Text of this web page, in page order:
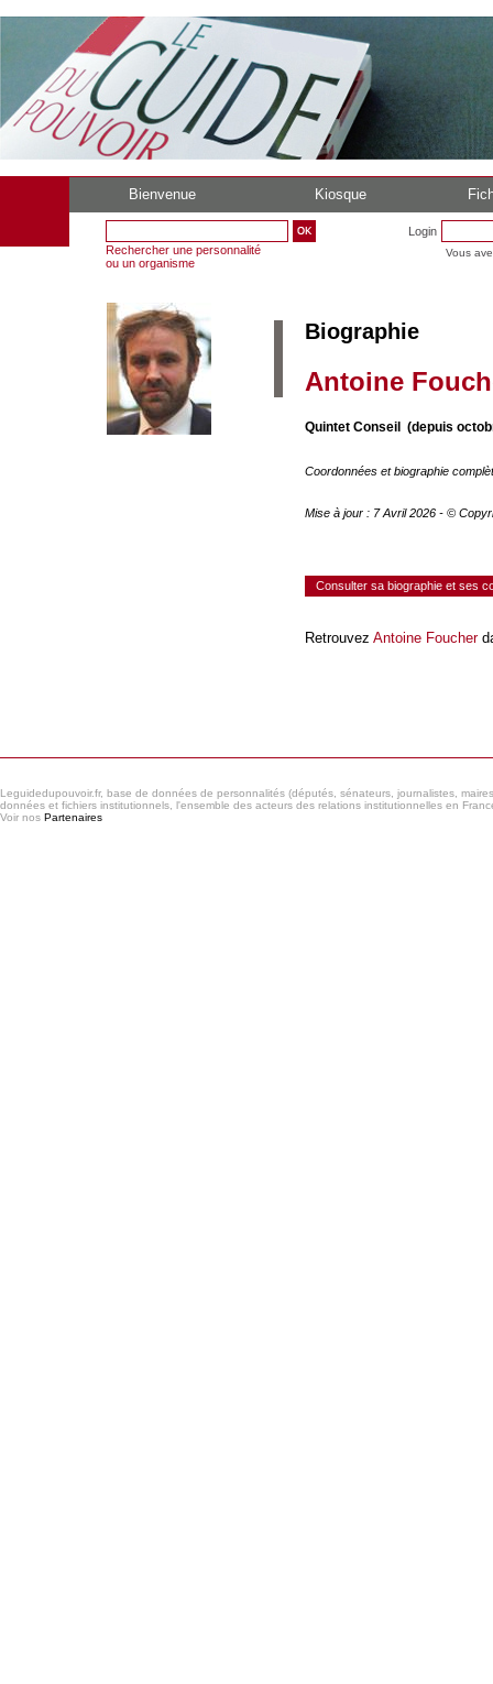
Bienvenue Kiosque
Rechercher une personnalité
ou un organisme
Login
Vous
Biographie
Antoine
Quintet Conseil (depuis
Coordonnées et biographie
Mise à jour : 7 Avril 2026 - ©
Consulter sa biographie et ses
Retrouvez Antoine Foucher
Leguidedupouvoir.fr, base de données de personnalités (députés, sénateurs, journalistes,
données et fichiers institutionnels, l'ensemble des acteurs des relations institutionnelles en
Voir nos Partenaires